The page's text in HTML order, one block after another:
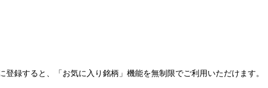
登録すると、「お気に入り銘柄」機能を無制限でご利用いただけます。